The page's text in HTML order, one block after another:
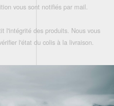
vous sont notifiés par mail.
l'intégrité des produits. Nous vous
l'état du colis à la livraison.